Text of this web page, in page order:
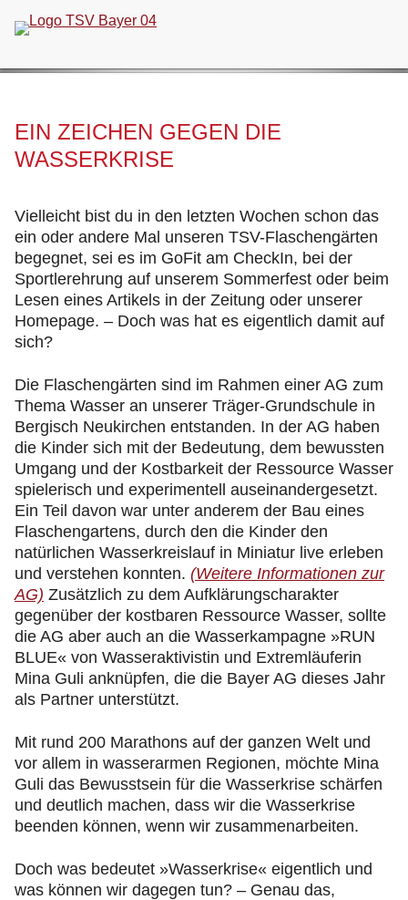
überspringen
EIN ZEICHEN GEGEN DIE
WASSERKRISE
Vielleicht bist du in den letzten Wochen schon das
ein oder andere Mal unseren TSV-Flaschengärten
begegnet, sei es im GoFit am CheckIn, bei der
Sportlerehrung auf unserem Sommerfest oder beim
Lesen eines Artikels in der Zeitung oder unserer
Homepage. – Doch was hat es eigentlich damit auf
sich?
Die Flaschengärten sind im Rahmen einer AG zum
Thema Wasser an unserer Träger-Grundschule in
Bergisch Neukirchen entstanden. In der AG haben
die Kinder sich mit der Bedeutung, dem bewussten
Umgang und der Kostbarkeit der Ressource Wasser
spielerisch und experimentell auseinandergesetzt.
Ein Teil davon war unter anderem der Bau eines
Flaschengartens, durch den die Kinder den
natürlichen Wasserkreislauf in Miniatur live erleben
und verstehen konnten. (Weitere Informationen zur
AG) Zusätzlich zu dem Aufklärungscharakter
gegenüber der kostbaren Ressource Wasser, sollte
die AG aber auch an die Wasserkampagne »RUN
BLUE« von Wasseraktivistin und Extremläuferin
Mina Guli anknüpfen, die die Bayer AG dieses Jahr
als Partner unterstützt.
Mit rund 200 Marathons auf der ganzen Welt und
vor allem in wasserarmen Regionen, möchte Mina
Guli das Bewusstsein für die Wasserkrise schärfen
und deutlich machen, dass wir die Wasserkrise
beenden können, wenn wir zusammenarbeiten.
Doch was bedeutet »Wasserkrise« eigentlich und
was können wir dagegen tun? – Genau das,